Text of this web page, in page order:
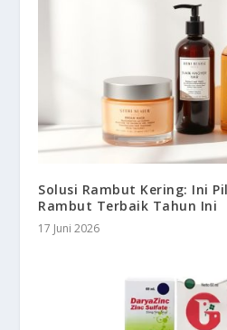
Solusi Rambut Kering: Ini
Rambut Terbaik Tahun Ini
17 Juni 2026